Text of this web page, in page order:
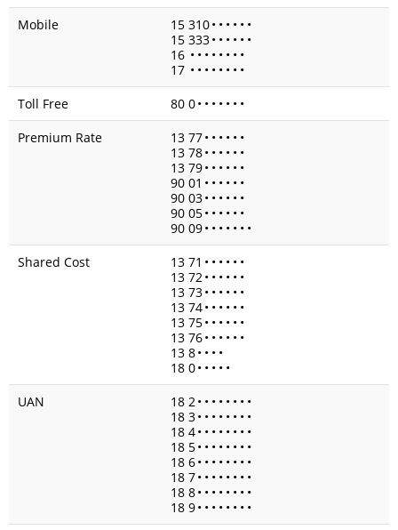
Mobile
15 310• • • • • •
15 333• • • • • •
16 • • • • • • • •
17 • • • • • • • •
Toll Free
80 0• • • • • • •
Premium Rate
13 77• • • • • •
13 78• • • • • •
13 79• • • • • •
90 01 • • • • • •
90 03• • • • • •
90 05• • • • • •
90 09• • • • • • •
Shared Cost
13 71 • • • • • •
13 72• • • • • •
13 73• • • • • •
13 74• • • • • •
13 75• • • • • •
13 76• • • • • •
13 8• • • •
18 0• • • • •
UAN
18 2• • • • • • • •
18 3• • • • • • • •
18 4• • • • • • • •
18 5• • • • • • • •
18 6• • • • • • • •
18 7• • • • • • • •
18 8• • • • • • • •
18 9• • • • • • • •